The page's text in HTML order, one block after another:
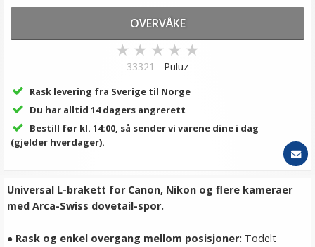
OVERVÅKE
★ ★ ★ ★ ★
33321 - Puluz
Rask levering fra Sverige til Norge
Du har alltid 14 dagers angrerett
Bestill før kl. 14:00, så sender vi varene dine i dag
(gjelder hverdager).
Universal L-brakett for Canon, Nikon og flere kameraer
med Arca-Swiss dovetail-spor.
● Rask og enkel overgang mellom posisjoner: Todelt